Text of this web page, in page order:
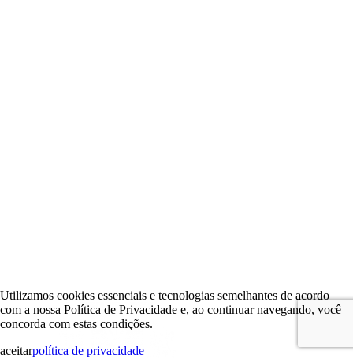
Utilizamos cookies essenciais e tecnologias semelhantes de acordo
com a nossa Política de Privacidade e, ao continuar navegando, você
concorda com estas condições.
aceitarpolítica de privacidade